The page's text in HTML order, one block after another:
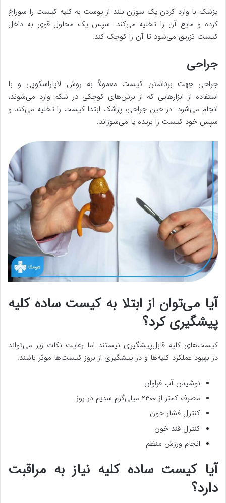
پزشک با وارد کردن یک سوزن بلند از پوست به کلیه کیست را سوراخ
کرده و مایع آن را تخلیه می‌کند. سپس یک محلول قوی به داخل
کیست تزریق می‌شود تا آن را کوچک کند.
جراحی
جراحی جهت برداشتن کیست معمولاً به روش لاپاراسکوپی و با
استفاده از ابزارهایی که از برش‌های کوچکی در شکم وارد می‌شوند،
انجام می‌شود. در حین جراحی، پزشک ابتدا کیست را تخلیه می‌کند و
سپس خود کیست را بریده یا می‌سوزاند.
آیا می‌توان از ابتلا به کیست ساده کلیه
پیشگیری کرد؟
کیست‌های کلیه قابل‌پیشگیری نیستند اما رعایت نکات زیر می‌تواند
در بهبود عملکرد کلیه‌ها و در پیشگیری از بروز کیست‌ها موثر باشند:
نوشیدن آب فراوان
مصرف کمتر از ۲۳۰۰ میلی‌گرم سدیم در روز
کنترل فشار خون
کنترل قند خون
انجام ورزش منظم
آیا کیست ساده کلیه نیاز به مراقبت
دارد؟